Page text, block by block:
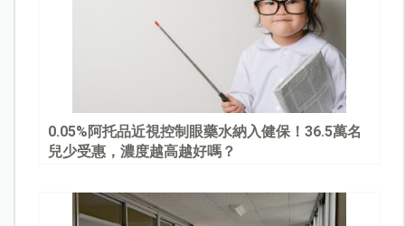
0.05%阿托品近視控制眼藥水納入健保！36.5萬名
兒少受惠，濃度越高越好嗎？